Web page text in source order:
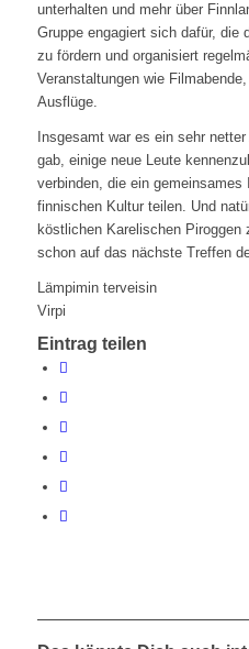
unterhalten und mehr über
Gruppe engagiert sich dafür, die
zu fördern und organisiert
Veranstaltungen wie
Ausflüge.
Insgesamt war es ein sehr
gab, einige neue Leute
verbinden, die ein
finnischen Kultur teilen. Und
köstlichen Karelischen
schon auf das nächste Treffen
Lämpimin terveisin
Virpi
Eintrag teilen